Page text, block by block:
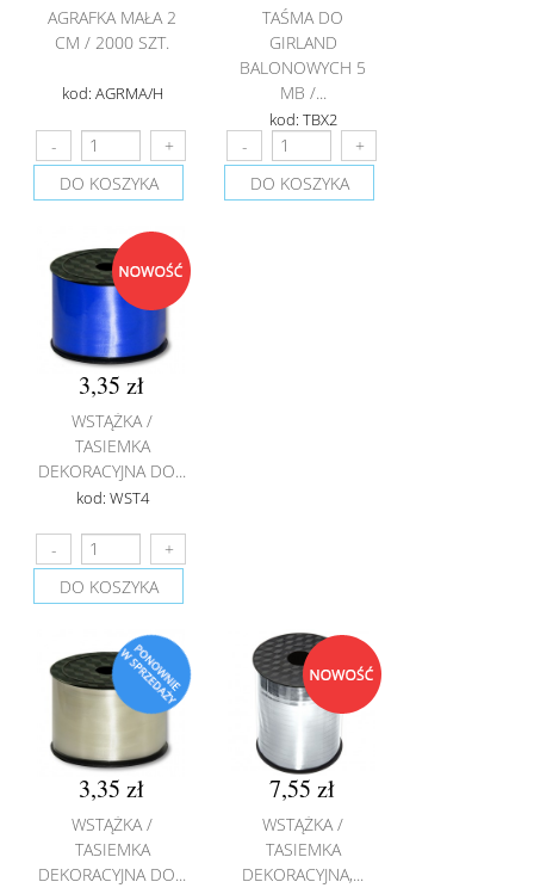
AGRAFKA MAŁA 2
CM / 2000 SZT.
kod: AGRMA/H
DO KOSZYKA
TAŚMA DO
GIRLAND
BALONOWYCH 5
MB /...
kod: TBX2
DO KOSZYKA
3,35 zł
WSTĄŻKA /
TASIEMKA
DEKORACYJNA DO...
kod: WST4
DO KOSZYKA
3,35 zł
WSTĄŻKA /
TASIEMKA
DEKORACYJNA DO...
7,55 zł
WSTĄŻKA /
TASIEMKA
DEKORACYJNA,...